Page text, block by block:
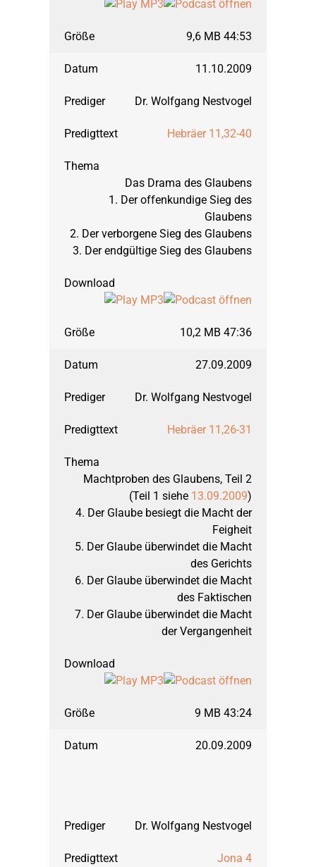
9,6 MB 44:53
11.10.2009
Dr. Wolfgang Nestvogel
Hebräer 11,32-40
Das Drama des Glaubens
1. Der offenkundige Sieg des
Glaubens
2. Der verborgene Sieg des Glaubens
3. Der endgültige Sieg des Glaubens
10,2 MB 47:36
27.09.2009
Dr. Wolfgang Nestvogel
Hebräer 11,26-31
Machtproben des Glaubens, Teil 2
(Teil 1 siehe 13.09.2009)
4. Der Glaube besiegt die Macht der
Feigheit
5. Der Glaube überwindet die Macht
des Gerichts
6. Der Glaube überwindet die Macht
des Faktischen
7. Der Glaube überwindet die Macht
der Vergangenheit
9 MB 43:24
20.09.2009
Dr. Wolfgang Nestvogel
Jona 4